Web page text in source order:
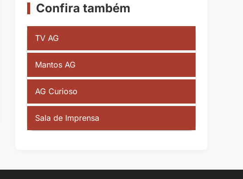
Confira também
TV AG
Mantos AG
AG Curioso
Sala de Imprensa